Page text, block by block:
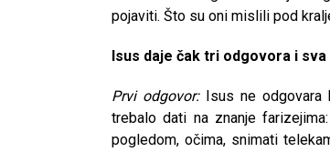
pojaviti. Što su oni mislili pod
Isus daje čak tri odgovora i
Prvi odgovor:Isus ne odgovara
trebalo dati na znanje
pogledom, očima, snimati